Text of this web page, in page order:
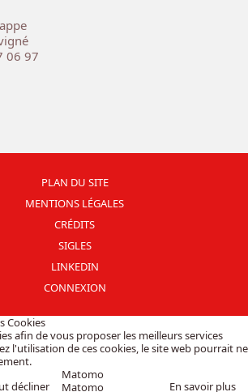
06 97
PLAN DU SITE
MENTIONS LÉGALES
CRÉDITS
SIGLES
LINKEDIN
CONNEXION
Cookies
afin de vous proposer les meilleurs services
l'utilisation de ces cookies, le site web pourrait ne
décliner En savoir plus
Matomo
Matomo